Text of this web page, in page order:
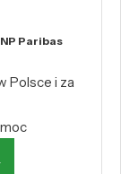
Paribas
Polsce i za